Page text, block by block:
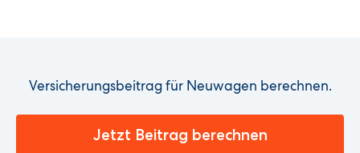
Versicherungsbeitrag für Neuwagen berechnen.
Jetzt Beitrag berechnen